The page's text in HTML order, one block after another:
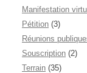
Manifestation
Pétition (3)
Réunions
Souscription (2)
Terrain (35)